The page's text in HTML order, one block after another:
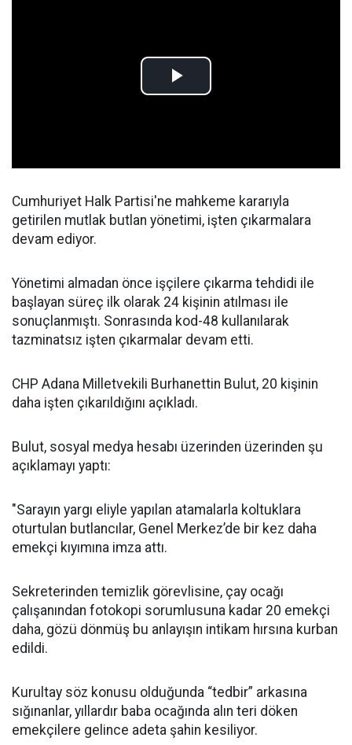
Cumhuriyet Halk Partisi'ne mahkeme kararıyla
getirilen mutlak butlan yönetimi, işten çıkarmalara
devam ediyor.
Yönetimi almadan önce işçilere çıkarma tehdidi ile
başlayan süreç ilk olarak 24 kişinin atılması ile
sonuçlanmıştı. Sonrasında kod-48 kullanılarak
tazminatsız işten çıkarmalar devam etti.
CHP Adana Milletvekili Burhanettin Bulut, 20 kişinin
daha işten çıkarıldığını açıkladı.
Bulut, sosyal medya hesabı üzerinden üzerinden şu
açıklamayı yaptı:
"Sarayın yargı eliyle yapılan atamalarla koltuklara
oturtulan butlancılar, Genel Merkez’de bir kez daha
emekçi kıyımına imza attı.
Sekreterinden temizlik görevlisine, çay ocağı
çalışanından fotokopi sorumlusuna kadar 20 emekçi
daha, gözü dönmüş bu anlayışın intikam hırsına kurban
edildi.
Kurultay söz konusu olduğunda “tedbir” arkasına
sığınanlar, yıllardır baba ocağında alın teri döken
emekçilere gelince adeta şahin kesiliyor.